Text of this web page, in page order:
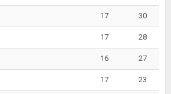
17 30
17 28
16 27
17 23